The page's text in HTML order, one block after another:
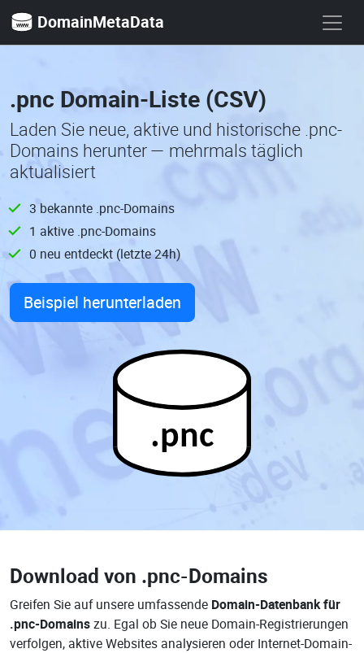
DomainMetaData
.pnc Domain-Liste (CSV)
Laden Sie neue, aktive und historische .pnc-
Domains herunter — mehrmals täglich
aktualisiert
3 bekannte .pnc-Domains
1 aktive .pnc-Domains
0 neu entdeckt (letzte 24h)
Beispiel herunterladen
.pnc
Download von .pnc-Domains
Greifen Sie auf unsere umfassende Domain-Datenbank für
.pnc-Domainszu. Egal ob Sie neue Domain-Registrierungen
verfolgen, aktive Websites analysieren oder Internet-Domain-